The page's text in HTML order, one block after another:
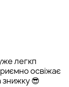
легкп
освіжає
знижку 😎